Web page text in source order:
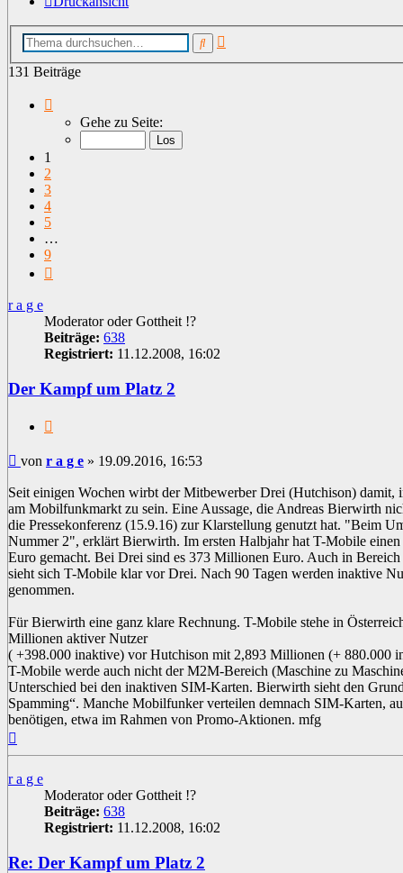
Suche
131 Beiträge
von
Gehe zu Seite:
1
2
3
4
5
…
9
r a g e
Moderator oder Gottheit !?
Beiträge: 638
Registriert: 11.12.2008, 16:02
Der Kampf um Platz 2
Beitrag
von r a g e » 19.09.2016, 16:53
Seit einigen Wochen wirbt der Mitbewerber Drei (Hutchison) damit,
am Mobilfunkmarkt zu sein. Eine Aussage, die Andreas Bierwirth
die Pressekonferenz (15.9.16) zur Klarstellung genutzt hat. "Beim
Nummer 2", erklärt Bierwirth. Im ersten Halbjahr hat T-Mobile
Euro gemacht. Bei Drei sind es 373 Millionen Euro. Auch in
sieht sich T-Mobile klar vor Drei. Nach 90 Tagen werden inaktive
genommen.
Für Bierwirth eine ganz klare Rechnung. T-Mobile stehe in
Millionen aktiver Nutzer
( +398.000 inaktive) vor Hutchison mit 2,893 Millionen (+ 880.000
T-Mobile werde auch nicht der M2M-Bereich (Maschine zu
Unterschied bei den inaktiven SIM-Karten. Bierwirth sieht den
Spamming“. Manche Mobilfunker verteilen demnach SIM-Karten,
benötigen, etwa im Rahmen von Promo-Aktionen. mfg
r a g e
Moderator oder Gottheit !?
Beiträge: 638
Registriert: 11.12.2008, 16:02
Re: Der Kampf um Platz 2